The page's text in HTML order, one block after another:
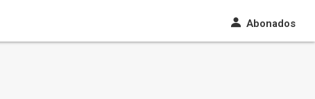
Abonados